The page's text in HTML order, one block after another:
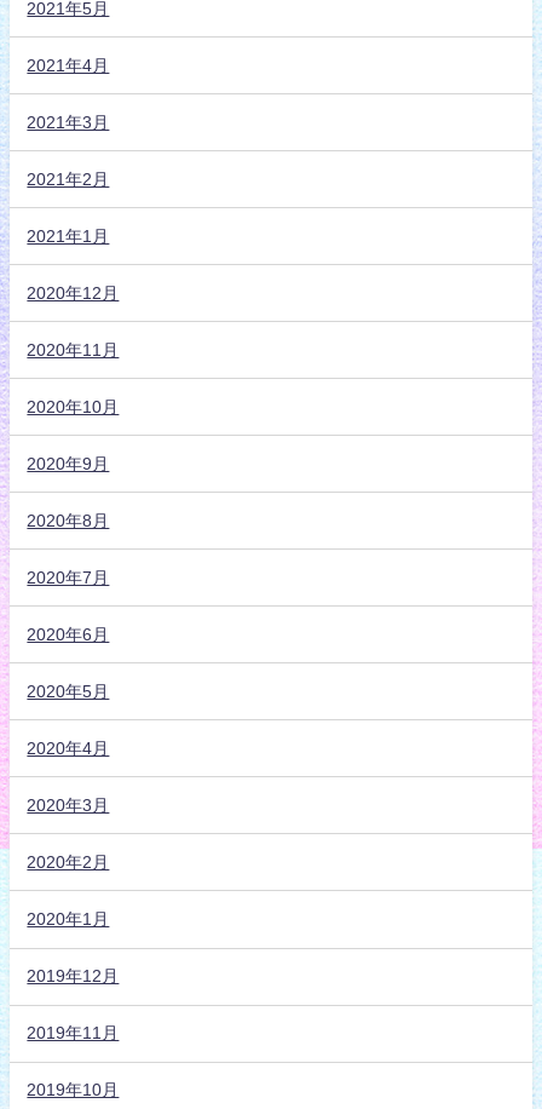
2021年5月
2021年4月
2021年3月
2021年2月
2021年1月
2020年12月
2020年11月
2020年10月
2020年9月
2020年8月
2020年7月
2020年6月
2020年5月
2020年4月
2020年3月
2020年2月
2020年1月
2019年12月
2019年11月
2019年10月